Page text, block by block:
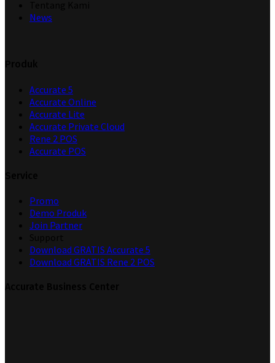
News
Accurate 5
Accurate Online
Accurate Lite
Accurate Private Cloud
Rene 2 POS
Accurate POS
Promo
Demo Produk
Join Partner
Download GRATIS Accurate 5
Download GRATIS Rene 2 POS